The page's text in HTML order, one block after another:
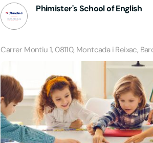
Phimister's School of English
Carrer Montiu 1, 08110, Montcada i Reixac,